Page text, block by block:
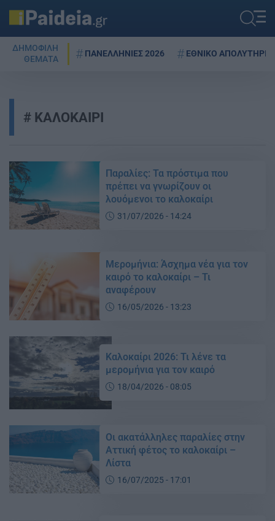
ΔΗΜΟΦΙΛΗ
ΘΕΜΑΤΑ
ΠΑΝΕΛΛΗΝΙΕΣ 2026 ΕΘΝΙΚΟ ΑΠΟΛΥΤΗΡΙΟ
ΚΑΛΟΚΑΙΡΙ
Παραλίες: Τα πρόστιμα που
πρέπει να γνωρίζουν οι
λουόμενοι το καλοκαίρι
31/07/2026 - 14:24
Μερομήνια: Άσχημα νέα για τον
καιρό το καλοκαίρι – Τι
αναφέρουν
16/05/2026 - 13:23
Καλοκαίρι 2026: Τι λένε τα
μερομήνια για τον καιρό
18/04/2026 - 08:05
Οι ακατάλληλες παραλίες στην
Αττική φέτος το καλοκαίρι –
Λίστα
16/07/2025 - 17:01